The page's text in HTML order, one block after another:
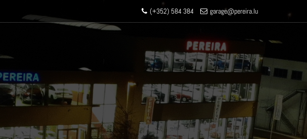
(+352) 584 384 garage@pereira.lu